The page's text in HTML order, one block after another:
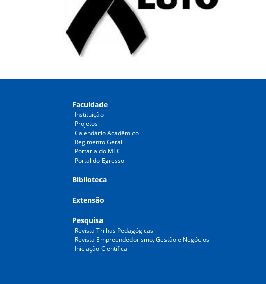
Faculdade
Instituição
Projetos
Calendário Acadêmico
Regimento Geral
Portaria do MEC
Portal do Egresso
Biblioteca
Extensão
Pesquisa
Revista Trilhas Pedagógicas
Revista Empreendedorismo, Gestão e Negócios
Iniciação Científica